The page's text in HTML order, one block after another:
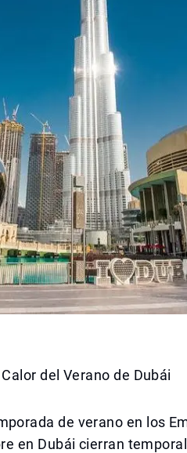
del Verano de Dubái
de verano en los
en Dubái cierran